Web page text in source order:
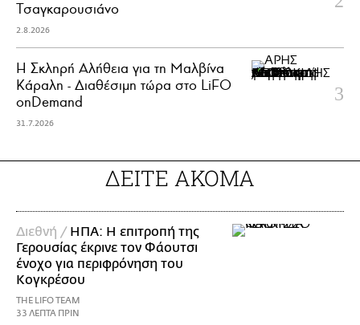
Τσαγκαρουσιάνο
2.8.2026
Η Σκληρή Αλήθεια για τη Μαλβίνα
Κάραλη - Διαθέσιμη τώρα στo LiFO
onDemand
31.7.2026
ΔΕΙΤΕ ΑΚΟΜΑ
Διεθνή / ΗΠΑ: Η επιτροπή της
Γερουσίας έκρινε τον Φάουτσι
ένοχο για περιφρόνηση του
Κογκρέσου
THE LIFO TEAM
33 ΛΕΠΤΑ ΠΡΙΝ